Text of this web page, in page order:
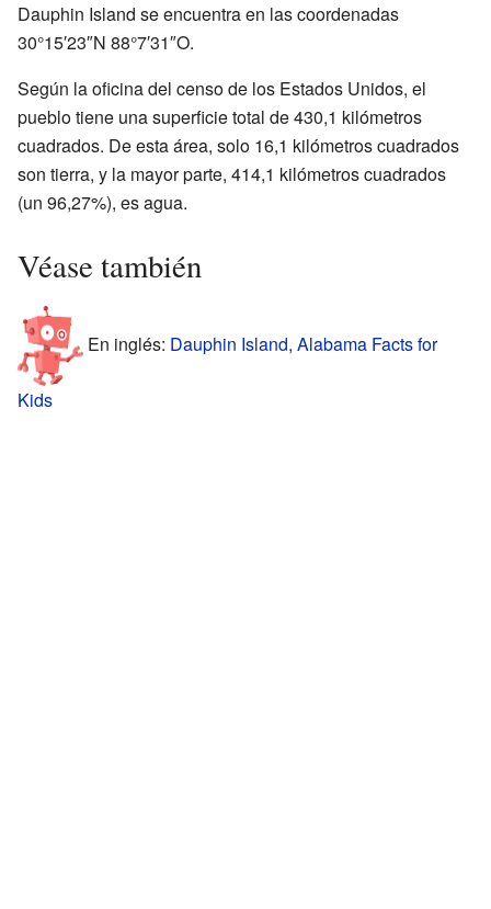
Dauphin Island se encuentra en las coordenadas
30°15′23″N 88°7′31″O.
Según la oficina del censo de los Estados Unidos, el
pueblo tiene una superficie total de 430,1 kilómetros
cuadrados. De esta área, solo 16,1 kilómetros cuadrados
son tierra, y la mayor parte, 414,1 kilómetros cuadrados
(un 96,27%), es agua.
Véase también
En inglés: Dauphin Island, Alabama Facts for
Kids